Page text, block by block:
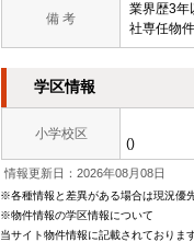
備 考
業界歴3年
社専任物
学区情報
小学校区
()
情報更新日：2026年08月08日
※各種情報と差異がある場合は現況優
※物件情報の学区情報について
当サイト物件情報に記載されておりま